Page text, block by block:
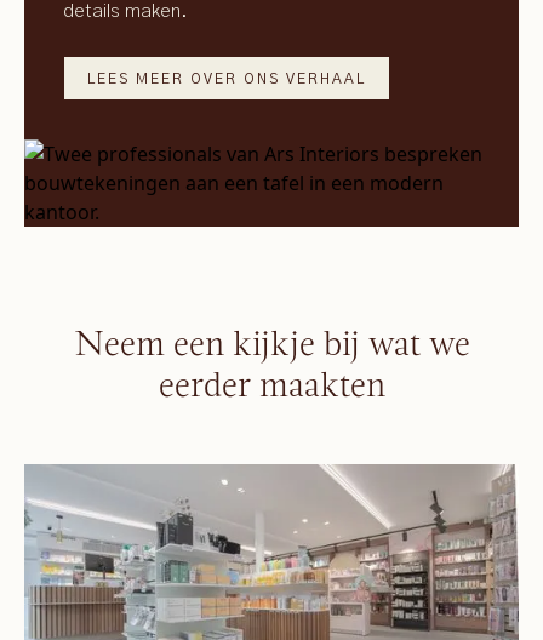
details maken.
LEES MEER OVER ONS VERHAAL
Neem een kijkje bij wat we
eerder maakten